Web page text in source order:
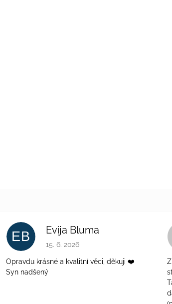
EB Evija Bluma
Hodnocení obchodu je 5 z 5 hvězdiček.
15. 6. 2026
Opravdu krásné a kvalitní věci, děkuji ❤️
Syn nadšený